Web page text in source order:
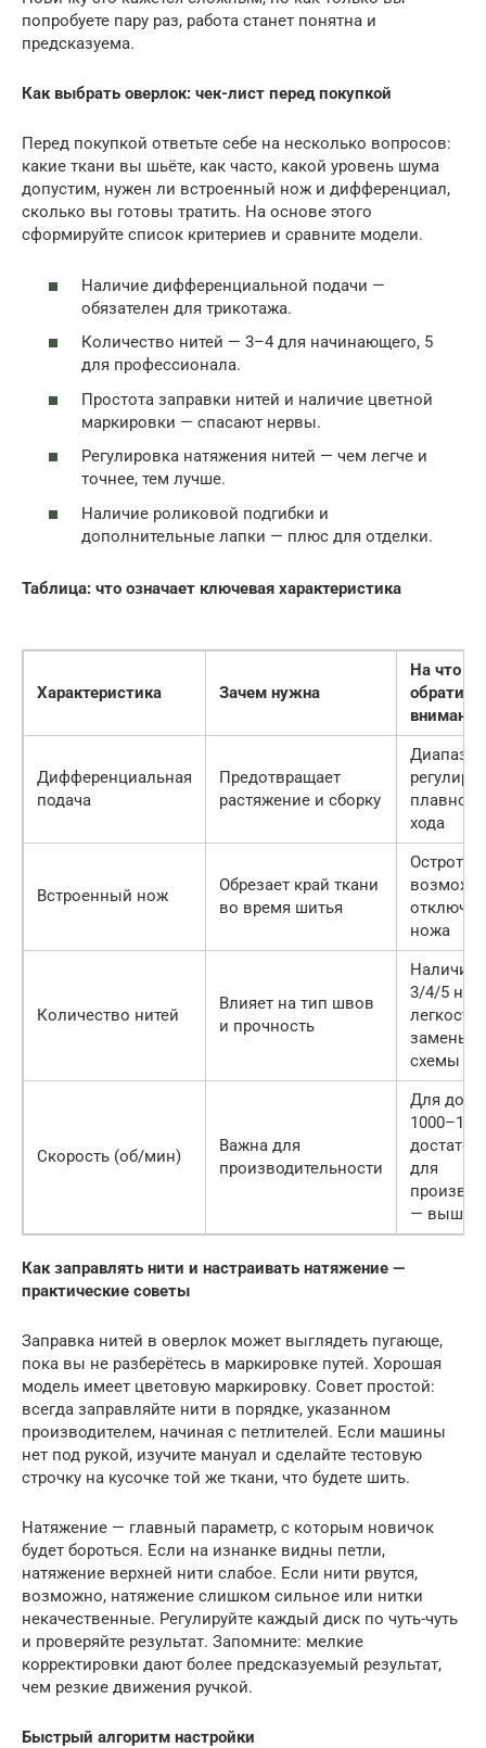
попробуете пару раз, работа станет понятна и
предсказуема.
Как выбрать оверлок: чек-лист перед покупкой
Перед покупкой ответьте себе на несколько вопросов:
какие ткани вы шьёте, как часто, какой уровень шума
допустим, нужен ли встроенный нож и дифференциал,
сколько вы готовы тратить. На основе этого
сформируйте список критериев и сравните модели.
Наличие дифференциальной подачи —
обязателен для трикотажа.
Количество нитей — 3–4 для начинающего, 5
для профессионала.
Простота заправки нитей и наличие цветной
маркировки — спасают нервы.
Регулировка натяжения нитей — чем легче и
точнее, тем лучше.
Наличие роликовой подгибки и
дополнительные лапки — плюс для отделки.
Таблица: что означает ключевая характеристика
Характеристика Зачем нужна
На что
обратить
внимание
Дифференциальная
подача
Предотвращает
растяжение и сборку
Диапазон
хода
Встроенный нож
Обрезает край ткани
во время шитья
Острота,
ножа
Количество нитей
Влияет на тип швов
и прочность
Наличие
3/4/5
легкость
замены
схемы
Скорость (об/мин)
Важна для
производительности
Для дома
для
— выше
Как заправлять нити и настраивать натяжение —
практические советы
Заправка нитей в оверлок может выглядеть пугающе,
пока вы не разберётесь в маркировке путей. Хорошая
модель имеет цветовую маркировку. Совет простой:
всегда заправляйте нити в порядке, указанном
производителем, начиная с петлителей. Если машины
нет под рукой, изучите мануал и сделайте тестовую
строчку на кусочке той же ткани, что будете шить.
Натяжение — главный параметр, с которым новичок
будет бороться. Если на изнанке видны петли,
натяжение верхней нити слабое. Если нити рвутся,
возможно, натяжение слишком сильное или нитки
некачественные. Регулируйте каждый диск по чуть-чуть
и проверяйте результат. Запомните: мелкие
корректировки дают более предсказуемый результат,
чем резкие движения ручкой.
Быстрый алгоритм настройки